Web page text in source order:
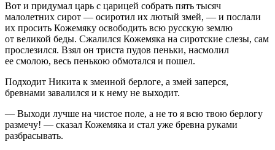
Вот и придумал царь с царицей собрать пять тысяч
малолетних сирот — осиротил их лютый змей, — и послали
их просить Кожемяку освободить всю русскую землю
от великой беды. Сжалился Кожемяка на сиротские слезы, сам
прослезился. Взял он триста пудов пеньки, насмолил
ее смолою, весь пенькою обмотался и пошел.
Подходит Никита к змеиной берлоге, а змей заперся,
бревнами завалился и к нему не выходит.
— Выходи лучше на чистое поле, а не то я всю твою берлогу
размечу! — сказал Кожемяка и стал уже бревна руками
разбрасывать.